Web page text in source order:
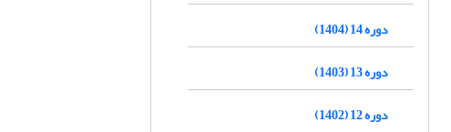
دوره 14 (1404)
دوره 13 (1403)
دوره 12 (1402)